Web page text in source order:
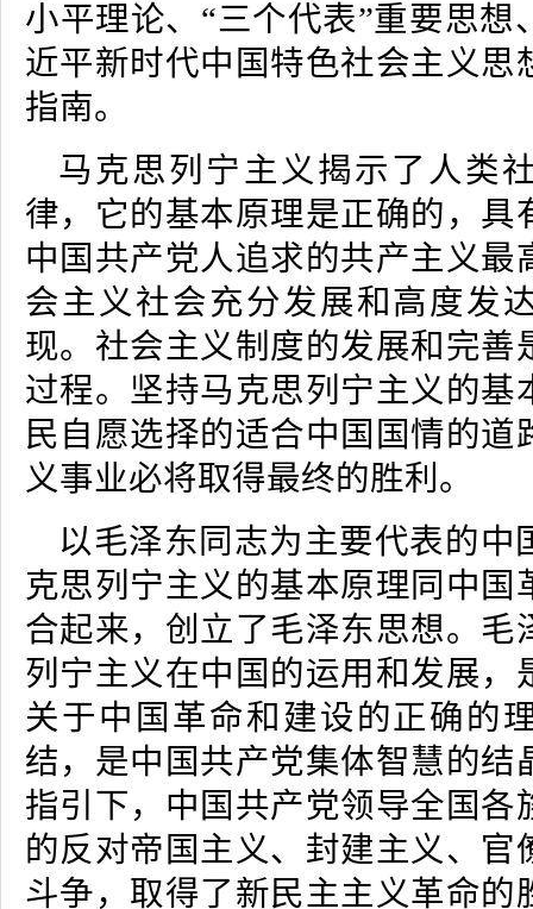
小平理论、“三个代表”重要思想
近平新时代中国特色社会主义思
指南。
马克思列宁主义揭示了人类
律，它的基本原理是正确的，具
中国共产党人追求的共产主义最
会主义社会充分发展和高度发
现。社会主义制度的发展和完善
过程。坚持马克思列宁主义的基
民自愿选择的适合中国国情的道
义事业必将取得最终的胜利。
以毛泽东同志为主要代表的中
克思列宁主义的基本原理同中国
合起来，创立了毛泽东思想。毛
列宁主义在中国的运用和发展，
关于中国革命和建设的正确的
结，是中国共产党集体智慧的结
指引下，中国共产党领导全国各
的反对帝国主义、封建主义、官
斗争，取得了新民主主义革命的